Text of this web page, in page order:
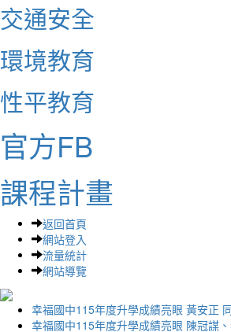
交通安全
環境教育
性平教育
官方FB
課程計畫
返回首頁
網站登入
流量統計
網站導覽
幸福國中115年度升學成績亮眼 黃安正
幸福國中115年度升學成績亮眼 陳冠謀